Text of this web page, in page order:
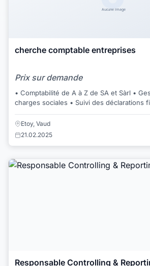
cherche comptable entreprises
Prix sur demande
• Comptabilité de A à Z de SA et Sàrl •
charges sociales • Suivi des déclarations
Etoy, Vaud
21.02.2025
Responsable Controlling &